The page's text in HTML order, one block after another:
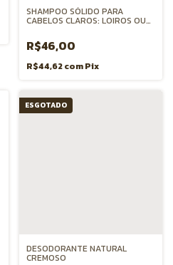
SHAMPOO SÓLIDO PARA
CABELOS CLAROS: LOIROS OU
R$46,00
R$44,62comPix
ESGOTADO
DESODORANTE NATURAL
CREMOSO